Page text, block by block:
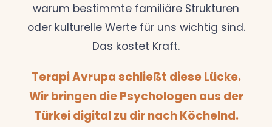
warum bestimmte familiäre Strukturen
oder kulturelle Werte für uns wichtig sind.
Das kostet Kraft.
Terapi Avrupa schließt diese Lücke.
Wir bringen die Psychologen aus der
Türkei digital zu dir nach Köchelnd.